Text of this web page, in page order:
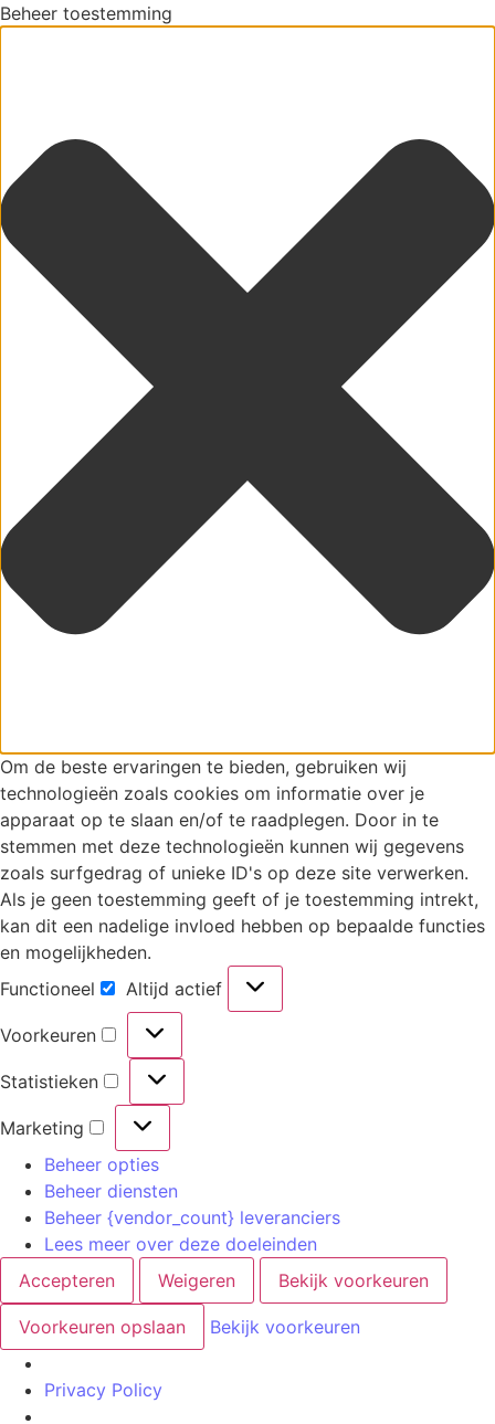
Beheer toestemming
Om de beste ervaringen te bieden, gebruiken wij
technologieën zoals cookies om informatie over je
apparaat op te slaan en/of te raadplegen. Door in te
stemmen met deze technologieën kunnen wij gegevens
zoals surfgedrag of unieke ID's op deze site verwerken.
Als je geen toestemming geeft of je toestemming intrekt,
kan dit een nadelige invloed hebben op bepaalde functies
en mogelijkheden.
Functioneel
Altijd actief
Voorkeuren
Statistieken
Marketing
Beheer opties
Beheer diensten
Beheer {vendor_count} leveranciers
Lees meer over deze doeleinden
Accepteren
Weigeren Bekijk voorkeuren
Voorkeuren opslaan Bekijk voorkeuren
Privacy Policy